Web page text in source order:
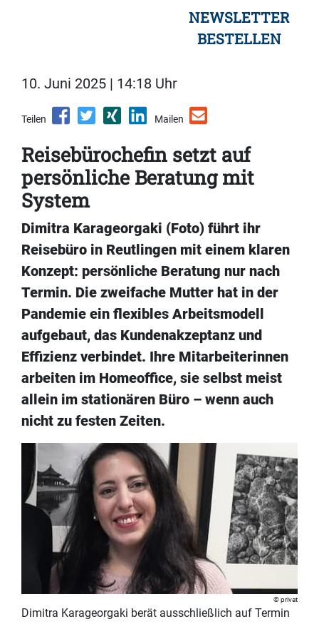
NEWSLETTER
BESTELLEN
10. Juni 2025 | 14:18 Uhr
Teilen Mailen
Reisebürochefin setzt auf
persönliche Beratung mit
System
Dimitra Karageorgaki (Foto) führt ihr
Reisebüro in Reutlingen mit einem klaren
Konzept: persönliche Beratung nur nach
Termin. Die zweifache Mutter hat in der
Pandemie ein flexibles Arbeitsmodell
aufgebaut, das Kundenakzeptanz und
Effizienz verbindet. Ihre Mitarbeiterinnen
arbeiten im Homeoffice, sie selbst meist
allein im stationären Büro – wenn auch
nicht zu festen Zeiten.
privat
Dimitra Karageorgaki berät ausschließlich auf Termin